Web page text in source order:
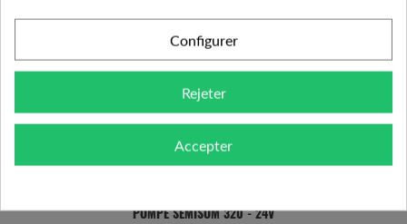
POMPE SEMISOM 320 - 24V
Configurer
Rejeter
Accepter